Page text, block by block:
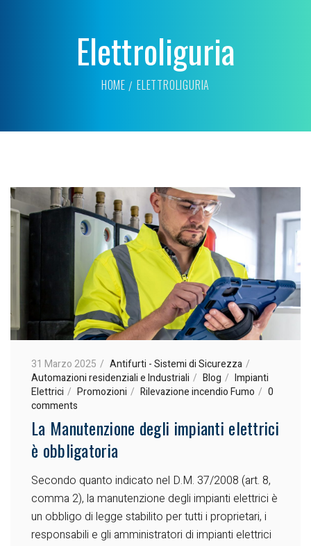
Elettroliguria
HOME ELETTROLIGURIA
31 Marzo 2025
Antifurti - Sistemi di Sicurezza
Automazioni residenziali e Industriali
Blog
Impianti
Elettrici
Promozioni Rilevazione incendio Fumo
0
comments
La Manutenzione degli impianti elettrici
è obbligatoria
Secondo quanto indicato nel D.M. 37/2008 (art. 8,
comma 2), la manutenzione degli impianti elettrici è
un obbligo di legge stabilito per tutti i proprietari, i
responsabili e gli amministratori di impianti elettrici